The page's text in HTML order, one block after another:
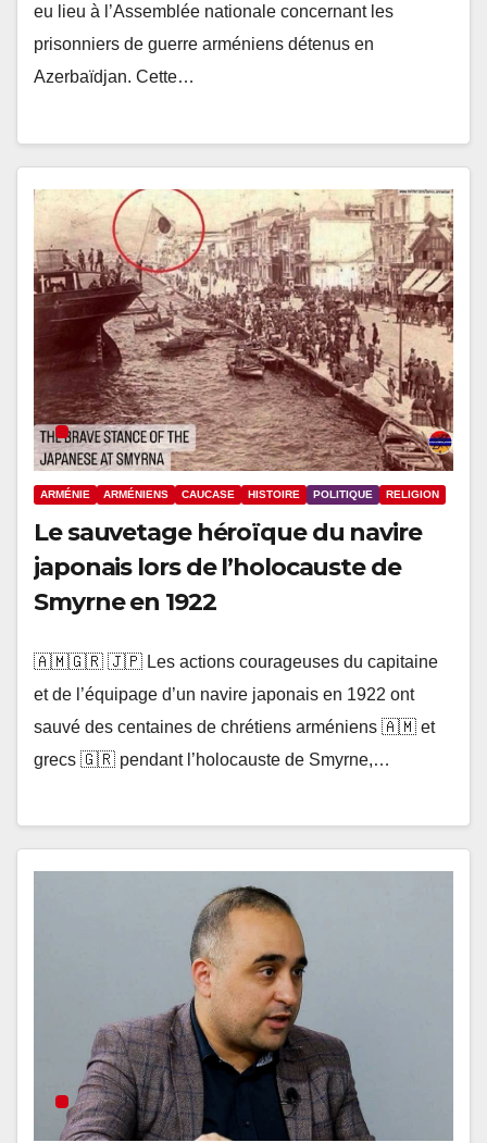
eu lieu à l’Assemblée nationale concernant les
prisonniers de guerre arméniens détenus en
Azerbaïdjan. Cette…
ARMÉNIE ARMÉNIENS CAUCASE HISTOIRE POLITIQUE RELIGION
Le sauvetage héroïque du navire
japonais lors de l’holocauste de
Smyrne en 1922
🇦🇲🇬🇷 🇯🇵 Les actions courageuses du capitaine
et de l’équipage d’un navire japonais en 1922 ont
sauvé des centaines de chrétiens arméniens 🇦🇲 et
grecs 🇬🇷 pendant l’holocauste de Smyrne,…